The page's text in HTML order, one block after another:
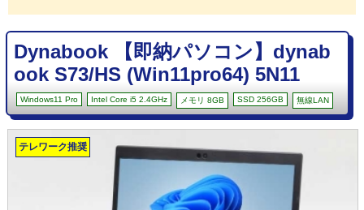
Dynabook 【即納パソコン】dynab
ook S73/HS (Win11pro64) 5N11
Windows11 Pro Intel Core i5 2.4GHz メモリ 8GB SSD 256GB 無線LAN
テレワーク推奨